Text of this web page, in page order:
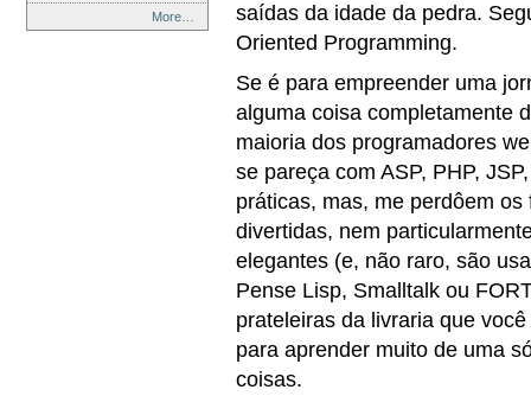
More…
saídas da idade da pedra.
Oriented Programming.
Se é para empreender uma
alguma coisa completamente
maioria dos programadores
se pareça com ASP, PHP,
práticas, mas, me perdôem
divertidas, nem
elegantes (e, não raro, são
Pense Lisp, Smalltalk ou
prateleiras da livraria que
para aprender muito de uma
coisas.